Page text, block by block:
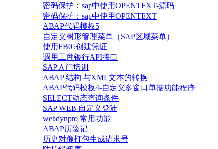
密码保护：sap中使用OPENTEXT-源码
密码保护：sap中使用OPENTEXT
ABAP代码模板5
自定义树形管理菜单（SAP区域菜单）
使用FB05创建凭证
调用工商银行API接口
SAP入门培训
ABAP 结构 与XML文本的转换
ABAP代码模板4-自定义多窗口单据功能程序
SELECT动态查询条件
SAP WEB 自定义登陆
webdynpro 常用功能
ABAP历险记
历史对像打包生成请求号